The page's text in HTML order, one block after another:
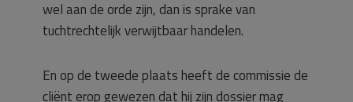
wel aan de orde zijn, dan is sprake van
tuchtrechtelijk verwijtbaar handelen.
En op de tweede plaats heeft de commissie de
cliënt erop gewezen dat hij zijn dossier mag